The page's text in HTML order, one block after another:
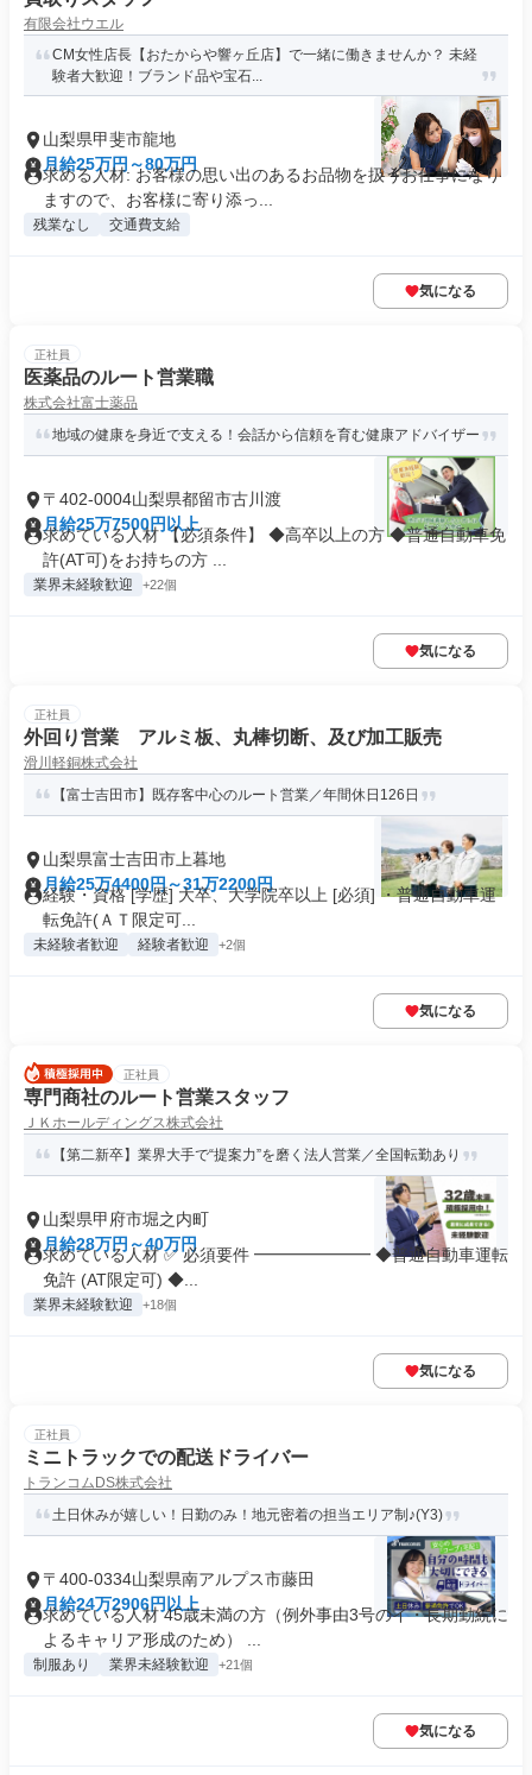
有限会社ウエル
CM女性店長【おたからや響ヶ丘店】で一緒に働きませんか？ 未経
験者大歓迎！ブランド品や宝石...
山梨県甲斐市龍地
月給25万円～80万円
求める人材: お客様の思い出のあるお品物を扱うお仕事になり
ますので、お客様に寄り添っ...
残業なし 交通費支給
気になる
正社員
医薬品のルート営業職
株式会社富士薬品
地域の健康を身近で支える！会話から信頼を育む健康アドバイザー
〒402-0004山梨県都留市古川渡
月給25万7500円以上
求めている人材 【必須条件】 ◆高卒以上の方 ◆普通自動車免
許(AT可)をお持ちの方 ...
業界未経験歓迎 +22個
気になる
正社員
外回り営業 アルミ板、丸棒切断、及び加工販売
滑川軽銅株式会社
【富士吉田市】既存客中心のルート営業／年間休日126日
山梨県富士吉田市上暮地
月給25万4400円～31万2200円
経験・資格 [学歴] 大卒、大学院卒以上 [必須] ・普通自動車運
転免許(ＡＴ限定可...
未経験者歓迎 経験者歓迎 +2個
気になる
正社員
専門商社のルート営業スタッフ
ＪＫホールディングス株式会社
【第二新卒】業界大手で“提案力”を磨く法人営業／全国転勤あり
山梨県甲府市堀之内町
月給28万円～40万円
求めている人材 ✅ 必須要件 ━━━━━━━ ◆普通自動車運転
免許 (AT限定可) ◆...
業界未経験歓迎 +18個
気になる
正社員
ミニトラックでの配送ドライバー
トランコムDS株式会社
土日休みが嬉しい！日勤のみ！地元密着の担当エリア制♪(Y3)
〒400-0334山梨県南アルプス市藤田
月給24万2906円以上
求めている人材 45歳未満の方（例外事由3号のイ・長期勤続に
よるキャリア形成のため） ...
制服あり 業界未経験歓迎 +21個
気になる